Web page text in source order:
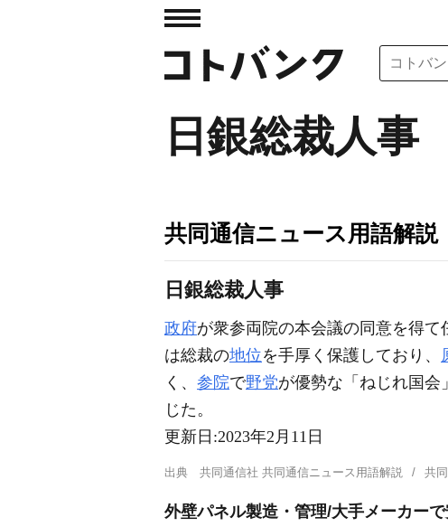
日銀総裁人事
共同通信ニュース用語解説
日銀総裁人事
政府が衆参両院の本会議の同意を得て
は総裁の地位を手厚く保護しており、
く、 参院で野党が優勢な「ねじれ国会
じた。
更新日:2023年2月11日
出典 共同通信社 共同通信ニュース用語解説 共
外壁パネル製造・管理/大手メーカー